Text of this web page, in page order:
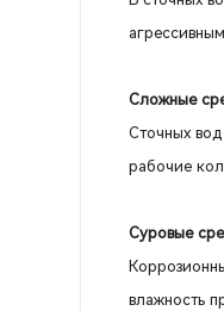
Сложные
Сточных
рабочие
Суровые
влажность